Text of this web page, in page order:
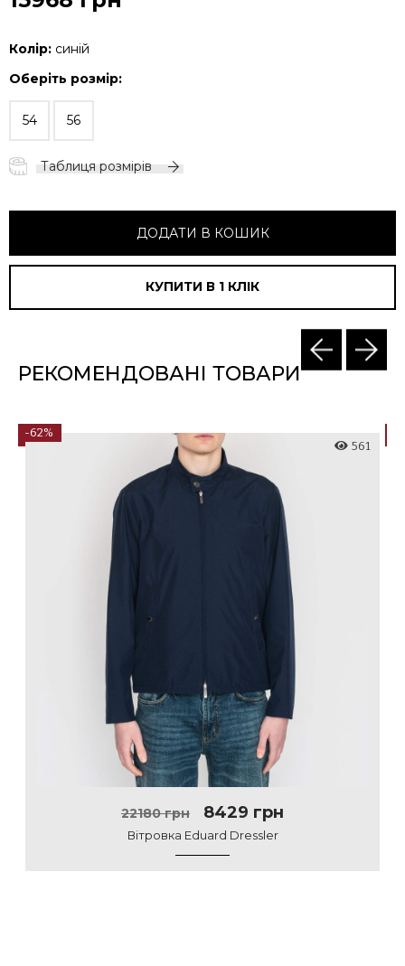
Колір: синій
Оберіть розмір:
54 56
Таблиця розмірів
ДОДАТИ В КОШИК
КУПИТИ В 1 КЛIК
РЕКОМЕНДОВАНІ ТОВАРИ
-62%
22180 грн 8429 грн
Вітровка Eduard Dressler
561